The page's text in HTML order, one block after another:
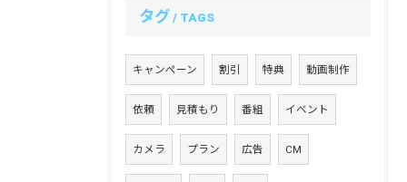
タグ TAGS
キャンペーン 割引 特典 動画制作
依頼 見積もり 番組 イベント
カメラ プラン 広告 CM